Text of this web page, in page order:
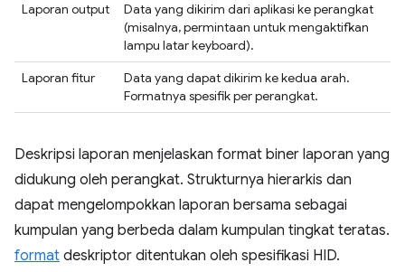
Laporan output
Data yang dikirim dari aplikasi ke perangkat
(misalnya, permintaan untuk mengaktifkan
lampu latar keyboard).
Laporan fitur
Data yang dapat dikirim ke kedua arah.
Formatnya spesifik per perangkat.
Deskripsi laporan menjelaskan format biner laporan yang
didukung oleh perangkat. Strukturnya hierarkis dan
dapat mengelompokkan laporan bersama sebagai
kumpulan yang berbeda dalam kumpulan tingkat teratas.
format deskriptor ditentukan oleh spesifikasi HID.